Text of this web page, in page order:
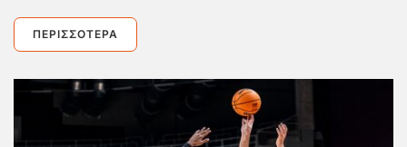
ΠΕΡΙΣΣΌΤΕΡΑ